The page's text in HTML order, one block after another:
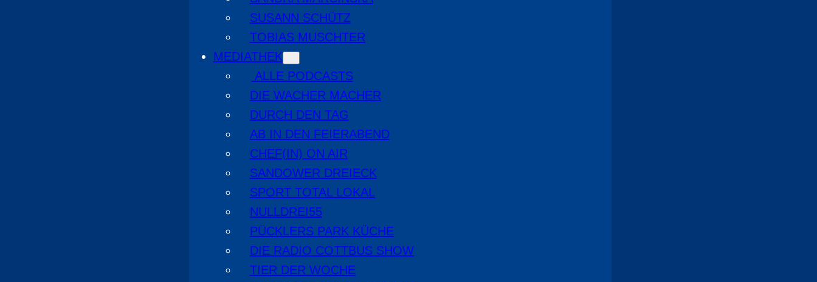
SUSANN SCHÜTZ
TOBIAS MUSCHTER
MEDIATHEK
ALLE PODCASTS
DIE WACHER MACHER
DURCH DEN TAG
AB IN DEN FEIERABEND
CHEF(IN) ON AIR
SANDOWER DREIECK
SPORT TOTAL LOKAL
NULLDREI55
PÜCKLERS PARK KÜCHE
DIE RADIO COTTBUS SHOW
TIER DER WOCHE